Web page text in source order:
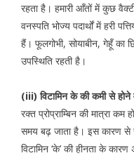
रहता है। हमारी आँतों में कुछ
वनस्पति भोज्य पदार्थों में हरी
हैं। फूलगोभी, सोयाबीन, गेहूँ का
उपस्थिति रहती है।
(iii)विटामिन के की कमी से होने
रक्त प्रोप्राम्बिन की मात्रा
समय बढ़ जाता है। इस कारण से
विटामिन ‘के’ की हीनता के